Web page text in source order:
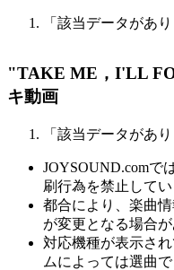
「該当データがあり
"TAKE ME，I'LL
キ動画
「該当データがあり
JOYSOUND.comで
刷行為を禁止してい
都合により、楽曲
が変更となる場合が
対応機種が表示さ
ムによっては選曲